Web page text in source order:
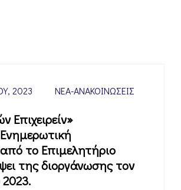
2023 ΝΈΑ-ΑΝΑΚΟΙΝΏΣΕΙΣ
Επιχειρείν»
το Επιμελητήριο
της διοργάνωσης τον